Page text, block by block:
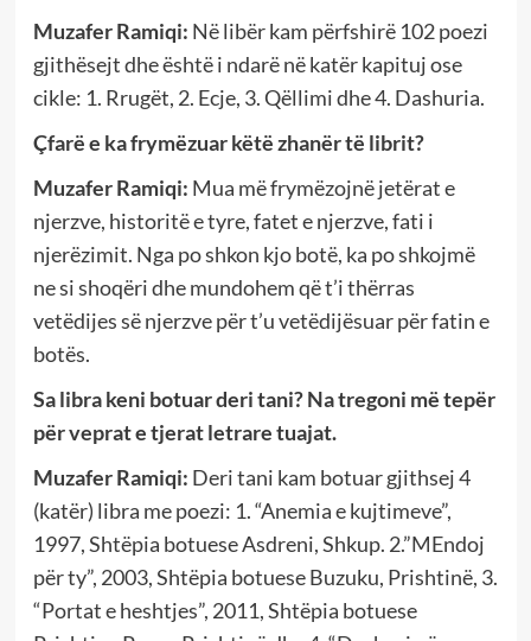
Muzafer Ramiqi: Në libër kam përfshirë 102 poezi
gjithësejt dhe është i ndarë në katër kapituj ose
cikle: 1. Rrugët, 2. Ecje, 3. Qëllimi dhe 4. Dashuria.
Çfarë e ka frymëzuar këtë zhanër të librit?
Muzafer Ramiqi: Mua më frymëzojnë jetërat e
njerzve, historitë e tyre, fatet e njerzve, fati i
njerëzimit. Nga po shkon kjo botë, ka po shkojmë
ne si shoqëri dhe mundohem që t’i thërras
vetëdijes së njerzve për t’u vetëdijësuar për fatin e
botës.
Sa libra keni botuar deri tani? Na tregoni më tepër
për veprat e tjerat letrare tuajat.
Muzafer Ramiqi: Deri tani kam botuar gjithsej 4
(katër) libra me poezi: 1. “Anemia e kujtimeve”,
1997, Shtëpia botuese Asdreni, Shkup. 2.”MEndoj
për ty”, 2003, Shtëpia botuese Buzuku, Prishtinë, 3.
“Portat e heshtjes”, 2011, Shtëpia botuese